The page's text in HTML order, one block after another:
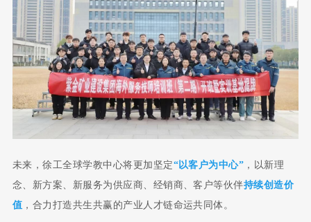
未来，徐工全球学教中心将更加坚定“以客户为中心” ，以新理
念、新方案、新服务为供应商、经销商、客户等伙伴持续创造价
值 ，合力打造共生共赢的产业人才链命运共同体。